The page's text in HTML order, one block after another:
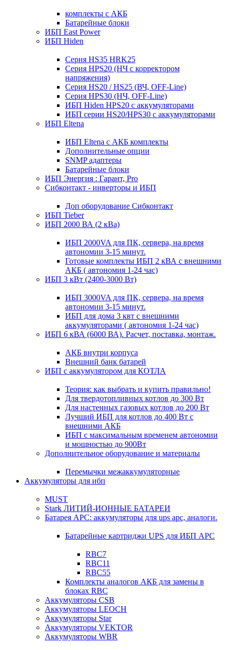
комплекты с АКБ
Батарейные блоки
ИБП East Power
ИБП Hiden
Серия HS35 HRK25
Серия HPS20 (НЧ с корректором
напряжения)
Серия HS20 / HS25 (ВЧ, OFF-Line)
Серия HPS30 (НЧ, OFF-Line)
ИБП Hiden HPS20 с аккумуляторами
ИБП серии HS20/HPS30 с аккумуляторами
ИБП Eltena
ИБП Eltena с АКБ комплекты
Дополнительные опции
SNMP адаптеры
Батарейные блоки
ИБП Энергия : Гарант, Pro
Сибконтакт - инверторы и ИБП
Доп оборудование Сибконтакт
ИБП Tieber
ИБП 2000 ВА (2 кВа)
ИБП 2000VA для ПК, сервера, на время
автономии 3-15 минут.
Готовые комплекты ИБП 2 кВА с внешними
АКБ ( автономия 1-24 час)
ИБП 3 кВт (2400-3000 Вт)
ИБП 3000VA для ПК, сервера, на время
автономии 3-15 минут.
ИБП для дома 3 квт с внешними
аккумуляторами ( автономия 1-24 час)
ИБП 6 кВА (6000 ВА). Расчет, поставка, монтаж.
АКБ внутри корпуса
Внешний банк батарей
ИБП с аккумулятором для КОТЛА
Теория: как выбрать и купить правильно!
Для твердотопливных котлов до 300 Вт
Для настенных газовых котлов до 200 Вт
Лучший ИБП для котлов до 400 Вт с
внешними АКБ
ИБП с максимальным временем автономии
и мощностью до 900Вт
Дополнительное оборудование и материалы
Перемычки межаккумуляторные
Аккумуляторы для ибп
MUST
Stark ЛИТИЙ-ИОННЫЕ БАТАРЕИ
Батарея APC: аккумуляторы для ups apc, аналоги.
Батарейные картриджи UPS для ИБП APC
RBC7
RBC11
RBC55
Комплекты аналогов АКБ для замены в
блоках RBC
Аккумуляторы CSB
Аккумуляторы LEOCH
Аккумуляторы Star
Аккумуляторы VEKTOR
Аккумуляторы WBR